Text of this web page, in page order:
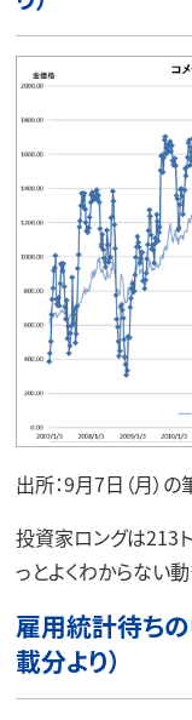
出所：9月7日（月）
投資家ロングは213
っとよくわからない動
雇用統計待ちの
載分より）